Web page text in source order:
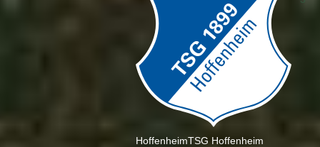
HoffenheimTSG Hoffenheim